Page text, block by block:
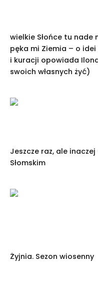
wielkie Słońce tu
pęka mi Ziemia – o
i kuracji opowiada
swoich własnych żyć)
Jeszcze raz, ale
Słomskim
Żyjnia. Sezon wiosenny